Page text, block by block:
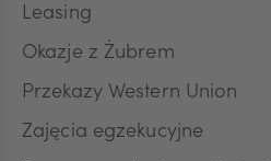
TRY
Leasing
Okazje z Żubrem
Przekazy Western Union
Zajęcia egzekucyjne